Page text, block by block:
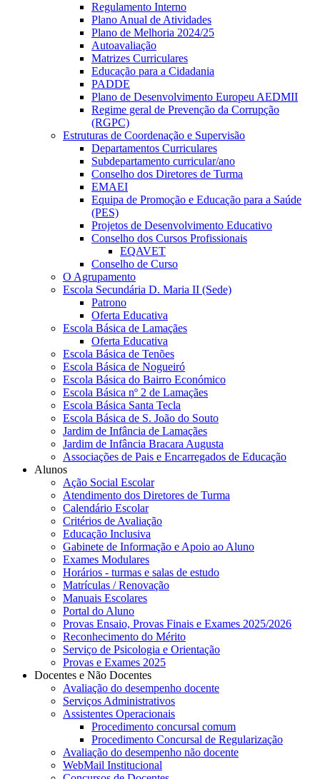
Regulamento Interno
Plano Anual de Atividades
Plano de Melhoria 2024/25
Autoavaliação
Matrizes Curriculares
Educação para a Cidadania
PADDE
Plano de Desenvolvimento Europeu AEDMII
Regime geral de Prevenção da Corrupção
(RGPC)
Estruturas de Coordenação e Supervisão
Departamentos Curriculares
Subdepartamento curricular/ano
Conselho dos Diretores de Turma
EMAEI
Equipa de Promoção e Educação para a Saúde
(PES)
Projetos de Desenvolvimento Educativo
Conselho dos Cursos Profissionais
EQAVET
Conselho de Curso
O Agrupamento
Escola Secundária D. Maria II (Sede)
Patrono
Oferta Educativa
Escola Básica de Lamaçães
Oferta Educativa
Escola Básica de Tenões
Escola Básica de Nogueiró
Escola Básica do Bairro Económico
Escola Básica nº 2 de Lamaçães
Escola Básica Santa Tecla
Escola Básica de S. João do Souto
Jardim de Infância de Lamaçães
Jardim de Infância Bracara Augusta
Associações de Pais e Encarregados de Educação
Alunos
Ação Social Escolar
Atendimento dos Diretores de Turma
Calendário Escolar
Critérios de Avaliação
Educação Inclusiva
Gabinete de Informação e Apoio ao Aluno
Exames Modulares
Horários - turmas e salas de estudo
Matrículas / Renovação
Manuais Escolares
Portal do Aluno
Provas Ensaio, Provas Finais e Exames 2025/2026
Reconhecimento do Mérito
Serviço de Psicologia e Orientação
Provas e Exames 2025
Docentes e Não Docentes
Avaliação do desempenho docente
Serviços Administrativos
Assistentes Operacionais
Procedimento concursal comum
Procedimento Concursal de Regularização
Avaliação do desempenho não docente
WebMail Institucional